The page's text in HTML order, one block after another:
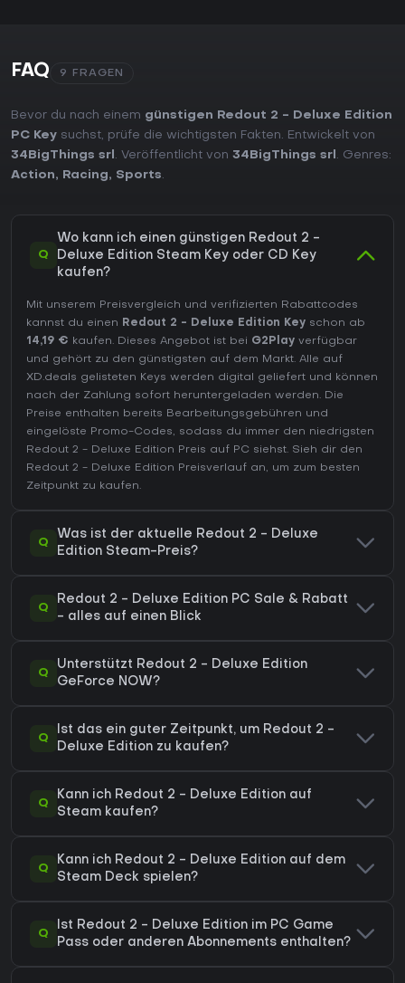
FAQ 9 FRAGEN
Bevor du nach einem günstigen Redout 2 - Deluxe Edition
PC Key suchst, prüfe die wichtigsten Fakten. Entwickelt von
34BigThings srl . Veröffentlicht von 34BigThings srl . Genres:
Action, Racing, Sports.
Q
Wo kann ich einen günstigen Redout 2 -
Deluxe Edition Steam Key oder CD Key
kaufen?
Mit unserem Preisvergleich und verifizierten Rabattcodes
kannst du einen Redout 2 - Deluxe Edition Key schon ab
14,19 € kaufen. Dieses Angebot ist bei G2Play verfügbar
und gehört zu den günstigsten auf dem Markt. Alle auf
XD.deals gelisteten Keys werden digital geliefert und können
nach der Zahlung sofort heruntergeladen werden. Die
Preise enthalten bereits Bearbeitungsgebühren und
eingelöste Promo-Codes, sodass du immer den niedrigsten
Redout 2 - Deluxe Edition Preis auf PC siehst. Sieh dir den
Redout 2 - Deluxe Edition Preisverlauf an, um zum besten
Zeitpunkt zu kaufen.
Q
Was ist der aktuelle Redout 2 - Deluxe
Edition Steam-Preis?
Q
Redout 2 - Deluxe Edition PC Sale & Rabatt
- alles auf einen Blick
Q
Unterstützt Redout 2 - Deluxe Edition
GeForce NOW?
Q
Ist das ein guter Zeitpunkt, um Redout 2 -
Deluxe Edition zu kaufen?
Q
Kann ich Redout 2 - Deluxe Edition auf
Steam kaufen?
Q
Kann ich Redout 2 - Deluxe Edition auf dem
Steam Deck spielen?
Q
Ist Redout 2 - Deluxe Edition im PC Game
Pass oder anderen Abonnements enthalten?